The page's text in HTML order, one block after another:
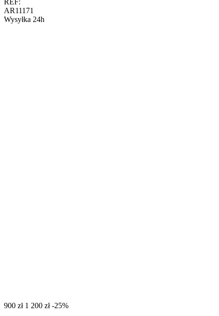
AR11171
Wysyłka 24h
‍900‍ zł ‍1 200‍ zł -25%